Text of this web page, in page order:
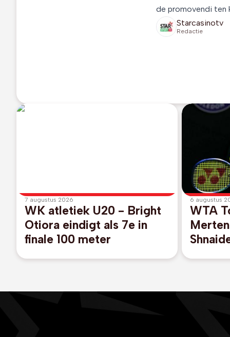
de promovendi ten
Starcasinotv
Redactie
7 augustus 2026
WK atletiek U20 - Bright
Otiora eindigt als 7e in
finale 100 meter
6 augustus
WTA